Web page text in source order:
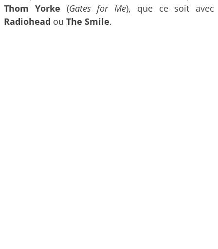
Thom Yorke (Gates for Me), que ce soit avec
Radiohead ou The Smile.